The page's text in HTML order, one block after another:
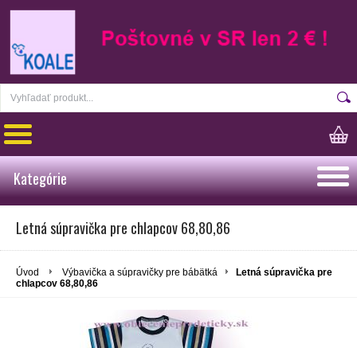
Kategórie
Letná súpravička pre chlapcov 68,80,86
Úvod Výbavička a súpravičky pre bábätká
Letná súpravička pre
chlapcov 68,80,86